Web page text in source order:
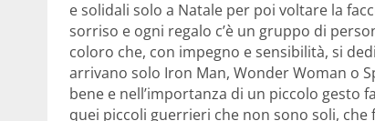
e solidali solo a Natale per poi voltare la
sorriso e ogni regalo c’è un gruppo di
coloro che, con impegno e sensibilità, si
arrivano solo Iron Man, Wonder Woman o
bene e nell’importanza di un piccolo gesto
quei piccoli guerrieri che non sono soli, che